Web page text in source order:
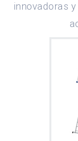
innovadoras